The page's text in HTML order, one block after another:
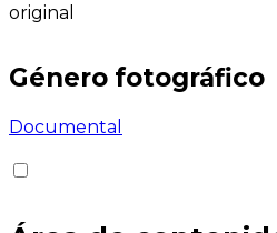
original
Género fotográfico
Documental